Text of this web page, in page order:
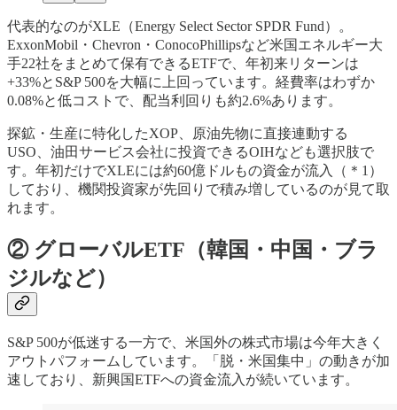
代表的なのがXLE（Energy Select Sector SPDR Fund）。
ExxonMobil・Chevron・ConocoPhillipsなど米国エネルギー大
手22社をまとめて保有できるETFで、年初来リターンは
+33%とS&P 500を大幅に上回っています。経費率はわずか
0.08%と低コストで、配当利回りも約2.6%あります。
探鉱・生産に特化したXOP、原油先物に直接連動する
USO、油田サービス会社に投資できるOIHなども選択肢で
す。年初だけでXLEには約60億ドルもの資金が流入（＊1）
しており、機関投資家が先回りで積み増しているのが見て取
れます。
② グローバルETF（韓国・中国・ブラ
ジルなど）
S&P 500が低迷する一方で、米国外の株式市場は今年大きく
アウトパフォームしています。「脱・米国集中」の動きが加
速しており、新興国ETFへの資金流入が続いています。